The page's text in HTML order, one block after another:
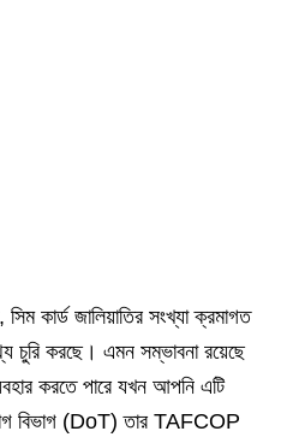
কার্ড জালিয়াতির সংখ্যা ক্রমাগত
চুরি করছে। এমন সম্ভাবনা রয়েছে
করতে পারে যখন আপনি এটি
বিভাগ (DoT) তার TAFCOP